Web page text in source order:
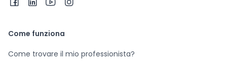
Come funziona
Come trovare il mio professionista?